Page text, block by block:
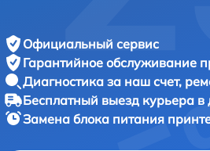
Официальный сервис
Гарантийное обслуживание
Диагностика за наш счет,
Бесплатный выезд курьера в
Замена блока питания